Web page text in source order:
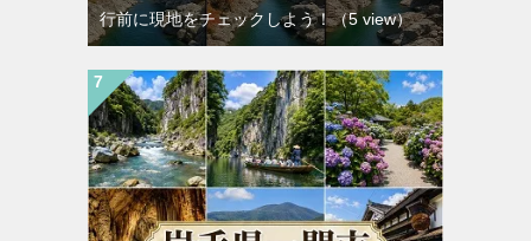
行前に現地をチェックしよう！（5 view）